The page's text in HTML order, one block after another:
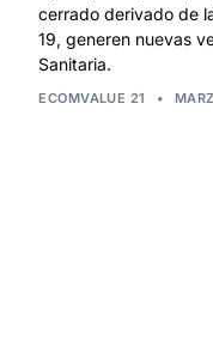
cerrado derivado de
19, generen nuevas
Sanitaria.
ECOMVALUE 21 •